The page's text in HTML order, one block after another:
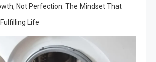
Not Perfection: The Mindset That
Life